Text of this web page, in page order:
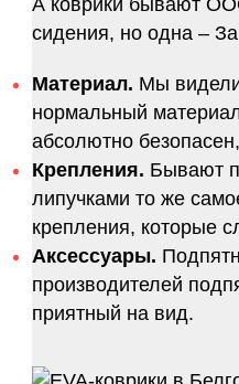
сидения, но одна –
Материал. Мы видели
нормальный
абсолютно
Крепления. Бывают
липучками то же
крепления, которые
Аксессуары.
производителей
приятный на вид.